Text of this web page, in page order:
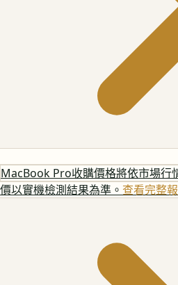
MacBook Pro收購價格將依市場行
價以實機檢測結果為準。 查看完整